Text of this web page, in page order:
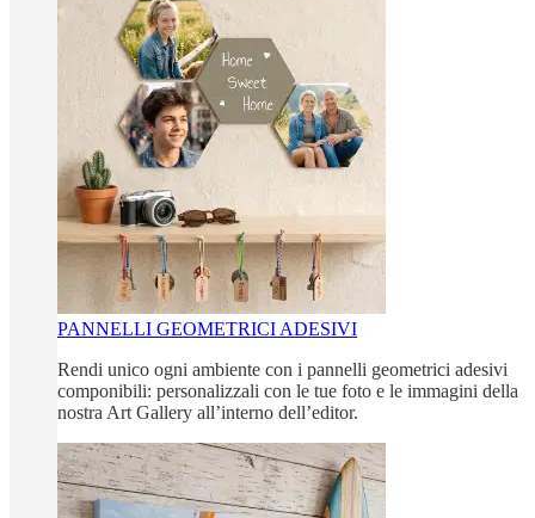
PANNELLI GEOMETRICI ADESIVI
Rendi unico ogni ambiente con i pannelli geometrici adesivi
componibili: personalizzali con le tue foto e le immagini della
nostra Art Gallery all’interno dell’editor.